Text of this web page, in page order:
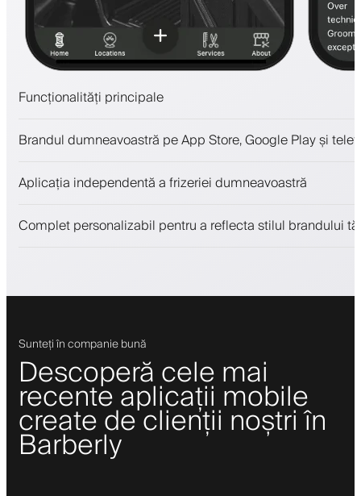
Funcționalități principale
Plăți, depozit de securitate
Implică clienții cu un program de loialitate
Brandul dumneavoastră pe App Store, Google Play și
Aplicația independentă a frizeriei dumneavoastră
Complet personalizabil pentru a reflecta stilul brandului
Sunteți în companie bună
Descoperă cele mai
recente aplicații mobile
create de clienții noștri în
Barberly